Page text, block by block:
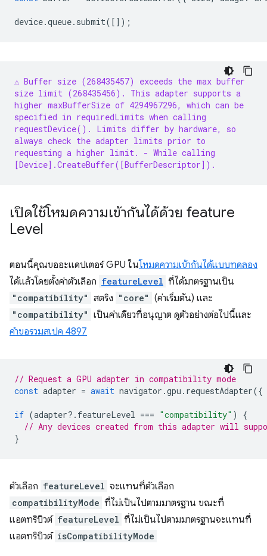
device.queue. submit([]);
⚠️ Buffer size (268435457) exceeds the max buffer
size limit (268435456). This adapter supports a
higher maxBufferSize of 4294967296, which can be
specified in requiredLimits when calling
requestDevice(). Limits differ by hardware, so
always check the adapter limits prior to
requesting a higher limit.
- While calling
[Device].CreateBuffer([BufferDescriptor]).
เปิดใช้โหมดความเข้ากันได้ด้วย feature
Level
ตอนนี้คุณขออะแดปเตอร์ GPU ในโหมดความเข้ากันได้แบบทดลอง
ได้แล้วโดยตั้งค่าตัวเลือก featureLevel ที่ได้มาตรฐานเป็น
"compatibility" สตริง "core" (ค่าเริ่มต้น) และ
"compatibility" เป็นค่าเดียวที่อนุญาต ดูตัวอย่างต่อไปนี้และ
คำขอรวมสเปค 4897
// Request a GPU adapter in compatibility mode
const adapter = await navigator .gpu . requestAdapter({
if (adapter? . featureLevel === "compatibility" )
{
// Any devices created from this adapter will
}
ตัวเลือก featureLevel จะแทนที่ตัวเลือก
compatibilityMode ที่ไม่เป็นไปตามมาตรฐาน ขณะที่
แอตทริบิวต์ featureLevel ที่ไม่เป็นไปตามมาตรฐานจะแทนที่
แอตทริบิวต์ isCompatibilityMode